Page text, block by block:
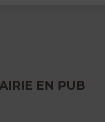
EN PUB